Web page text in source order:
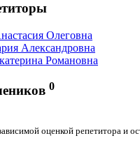
Олеговна
Александровна
Романовна
0
оценкой репетитора и